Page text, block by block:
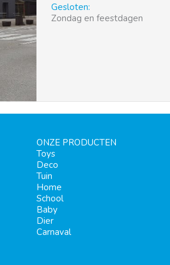
Gesloten:
Zondag en feestdagen
ONZE PRODUCTEN
Toys
Deco
Tuin
Home
School
Baby
Dier
Carnaval